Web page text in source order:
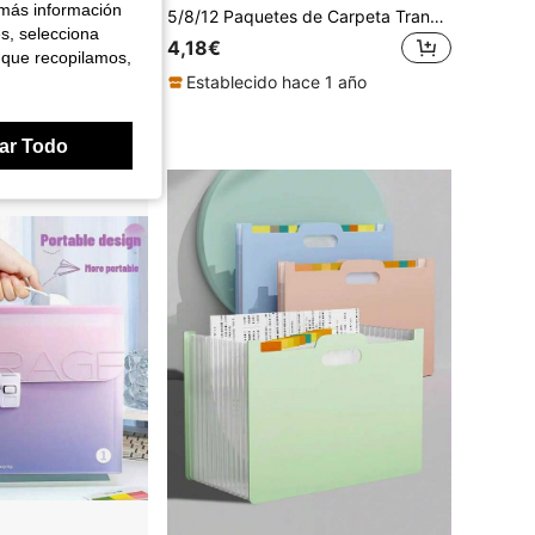
5/8/12 Paquetes de Carpeta Transparente con Oso Mochilero, Bolsa de Almacenamiento de Pruebas de Varios Niveles Orgánicos, Accesorios de Oficina, Accesorios de Escritorio, Bolsa de Almacenamiento de Libros y Papel de Prueba para Estudiantes de Gran Capacidad A4 (Índice Gratis) para la Temporada de Regreso a Clases, Temporada de Graduación, Útiles Escolares
4,18€
Establecido hace 1 año
información
selecciona
recopilamos,
Todo